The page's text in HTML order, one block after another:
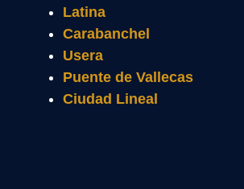
Latina
Carabanchel
Usera
Puente de Vallecas
Ciudad Lineal